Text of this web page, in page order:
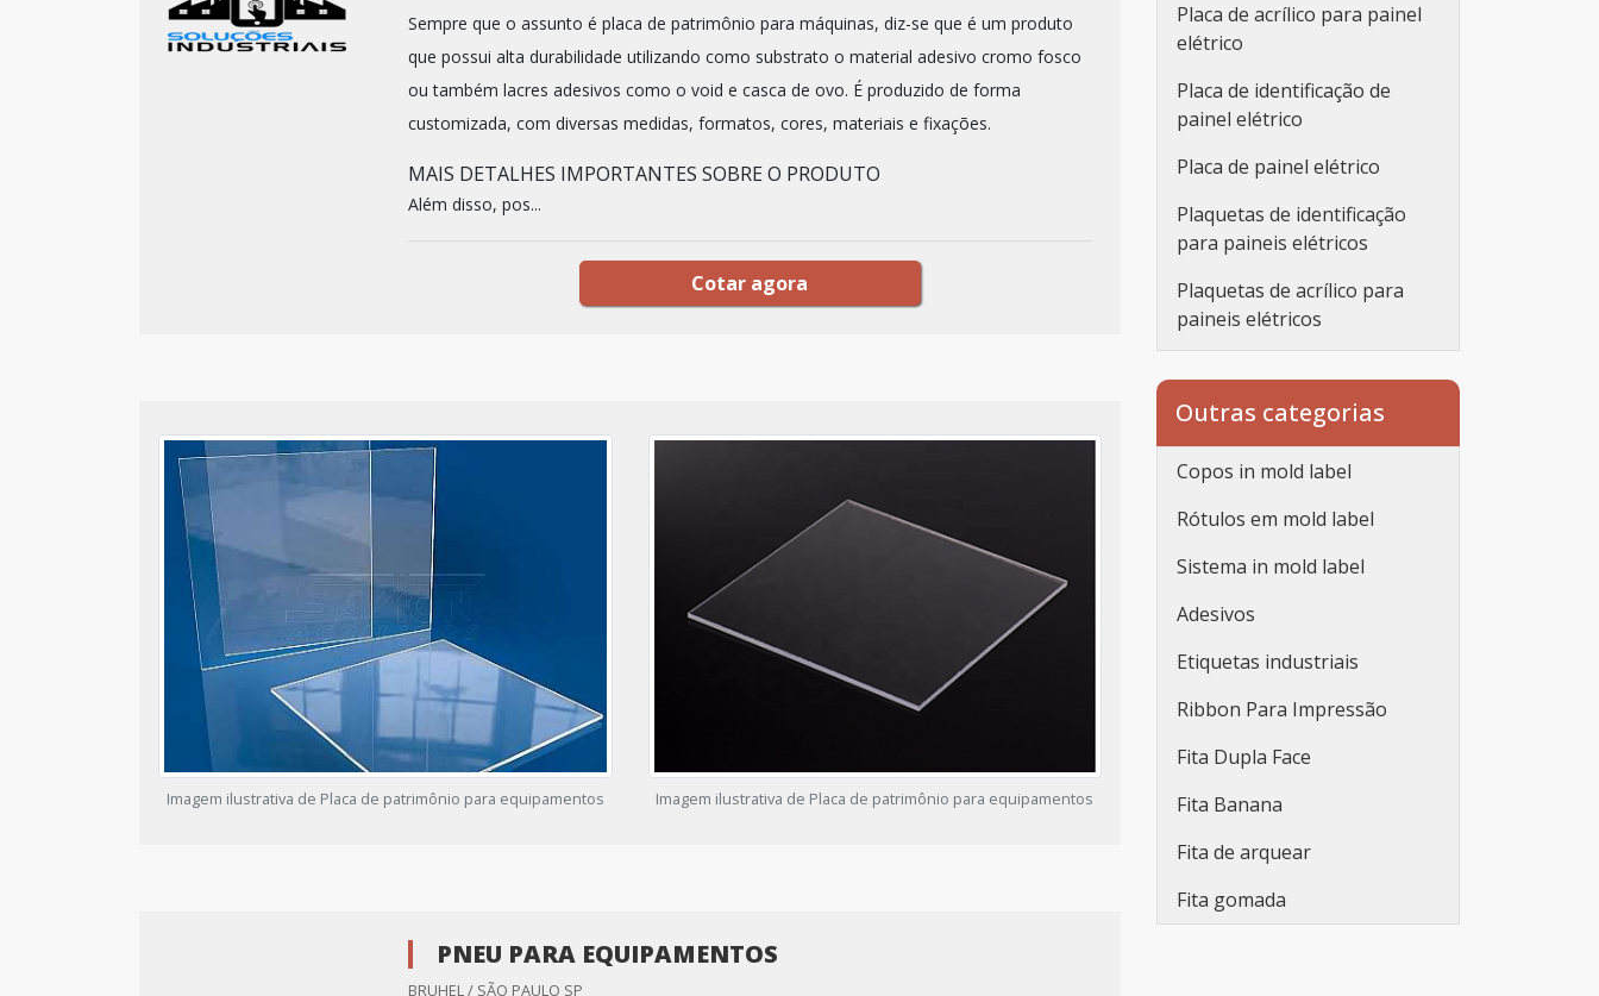
Sempre que o assunto é placa de patrimônio para máquinas, diz-se que é um produto
que possui alta durabilidade utilizando como substrato o material adesivo cromo fosco
ou também lacres adesivos como o void e casca de ovo. É produzido de forma
customizada, com diversas medidas, formatos, cores, materiais e fixações.
MAIS DETALHES IMPORTANTES SOBRE O PRODUTO
Além disso, pos...
Cotar agora
Imagem ilustrativa de Placa de patrimônio para equipamentos Imagem ilustrativa de Placa de patrimônio para equipamentos
PNEU PARA EQUIPAMENTOS
BRUHEL / SÃO PAULO SP
Placa de acrílico para painel
elétrico
Placa de identificação de
painel elétrico
Placa de painel elétrico
Plaquetas de identificação
para paineis elétricos
Plaquetas de acrílico para
paineis elétricos
Painel elétrico placa
Placas pvc comunicação
Outras categorias
Copos in mold label
Rótulos em mold label
Sistema in mold label
Adesivos
Etiquetas industriais
Ribbon Para Impressão
Fita Dupla Face
Fita Banana
Fita de arquear
Fita gomada